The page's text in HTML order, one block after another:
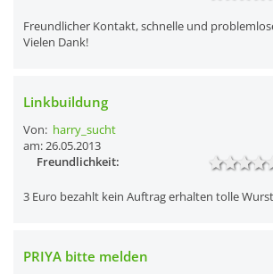
Freundlicher Kontakt, schnelle und
Vielen Dank!
Linkbuildung
Von: harry_sucht
am: 26.05.2013
Freundlichkeit:
3 Euro bezahlt kein Auftrag erhalten tolle Wurst
PRIYA bitte melden